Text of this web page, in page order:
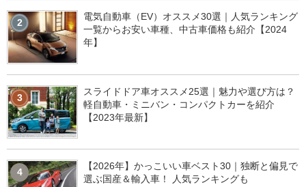
2
電気自動車（EV）オススメ30選｜人気ランキング
一覧からお安い車種、中古車価格も紹介【2024
年】
3
スライドドア車オススメ25選｜魅力や選び方は？
軽自動車・ミニバン・コンパクトカーを紹介
【2023年最新】
4
【2026年】かっこいい車ベスト30｜独断と偏見で
選ぶ国産＆輸入車！ 人気ランキングも